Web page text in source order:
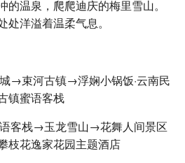
温泉，爬爬迪庆的梅里雪山。
洋溢着温柔气息。
→束河古镇→浮娴小锅饭·云南民
镇蜜语客栈
客栈→玉龙雪山→花舞人间景区
花逸家花园主题酒店